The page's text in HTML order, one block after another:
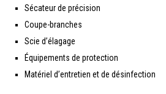
Sécateur de précision
Coupe-branches
Scie d’élagage
Équipements de protection
Matériel d’entretien et de désinfection